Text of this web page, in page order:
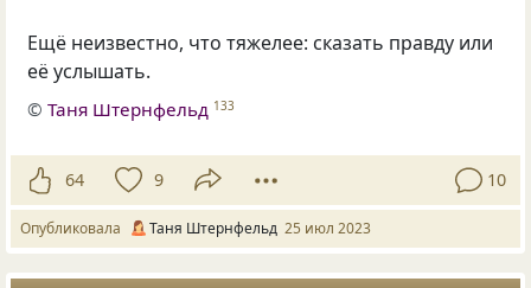
Ещё неизвестно, что тяжелее: сказать правду или
её услышать.
©Таня Штернфельд 133
64 9 10
Опубликовала Таня Штернфельд 25 июл 2023